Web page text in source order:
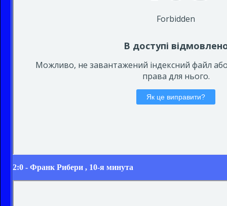
2:0 - Франк Рибери , 10-я минута